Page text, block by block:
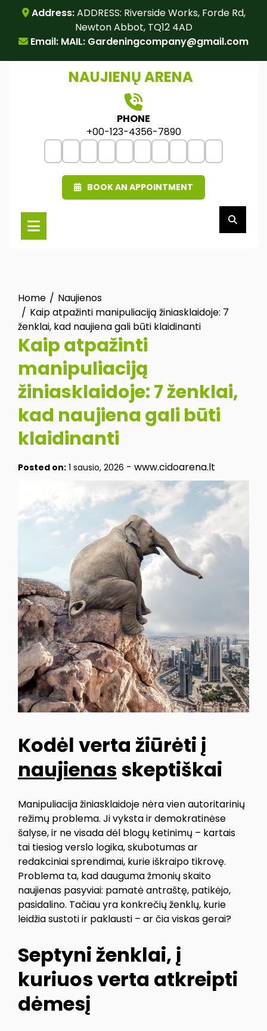
content
Address:ADDRESS: Riverside Works, Forde Rd,
Newton Abbot, TQ12 4AD
Email: MAIL: Gardeningcompany@gmail.com
NAUJIENŲ ARENA
PHONE
+00-123-4356-7890
BOOK AN APPOINTMENT
Home
Naujienos
Kaip atpažinti manipuliaciją žiniasklaidoje: 7
ženklai, kad naujiena gali būti klaidinanti
Kaip atpažinti
manipuliaciją
žiniasklaidoje: 7 ženklai,
kad naujiena gali būti
klaidinanti
Posted on: 1 sausio, 2026 - www.cidoarena.lt
Kodėl verta žiūrėti į
naujienas skeptiškai
Manipuliacija žiniasklaidoje nėra vien autoritarinių
režimų problema. Ji vyksta ir demokratinėse
šalyse, ir ne visada dėl blogų ketinimų – kartais
tai tiesiog verslo logika, skubotumas ar
redakciniai sprendimai, kurie iškraipo tikrovę.
Problema ta, kad dauguma žmonių skaito
naujienas pasyviai: pamatė antraštę, patikėjo,
pasidalino. Tačiau yra konkrečių ženklų, kurie
leidžia sustoti ir paklausti – ar čia viskas gerai?
Septyni ženklai, į
kuriuos verta atkreipti
dėmesį